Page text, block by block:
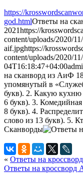
https://
god.htmlОтветы на
2021https://
content/uploads/2020/
aif.jpghttps://
content/uploads/2020/
04T16:18:47+04:00
на сканворд из АиФ
упомянутый в
букв). 2. Какую кухню
6 букв). 3.
8 букв). 4.
слово из 13 букв). 5.
Сканворды
« Ответы на
Ответы на кроссворд